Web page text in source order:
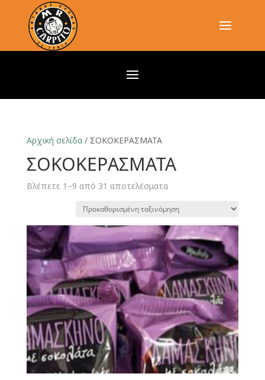
Αρχική σελίδα/ ΣΟΚΟΚΕΡΑΣΜΑΤΑ
ΣΟΚΟΚΕΡΑΣΜΑΤΑ
Βλέπετε 1–9 από 31 αποτελέσματα